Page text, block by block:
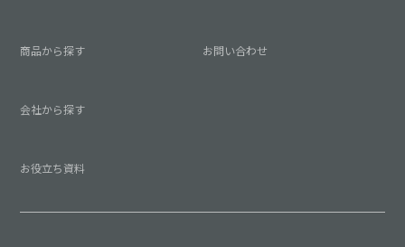
商品から探す
会社から探す
お役立ち資料
お問い合わせ